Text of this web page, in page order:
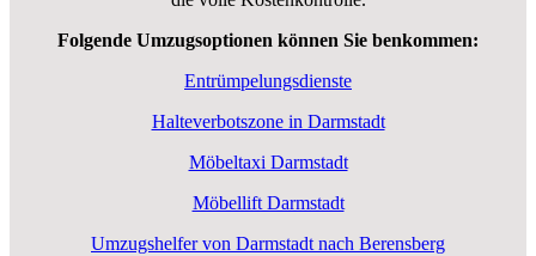
Folgende Umzugsoptionen können Sie benkommen:
Entrümpelungsdienste
Halteverbotszone in Darmstadt
Möbeltaxi Darmstadt
Möbellift Darmstadt
Umzugshelfer von Darmstadt nach Berensberg